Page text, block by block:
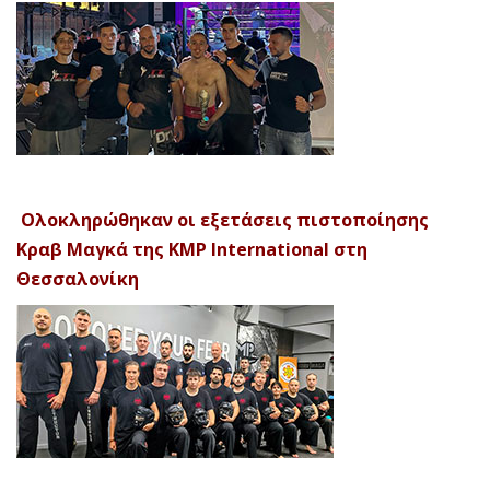
Ολοκληρώθηκαν οι εξετάσεις πιστοποίησης
Κραβ Μαγκά της KMP International στη
Θεσσαλονίκη